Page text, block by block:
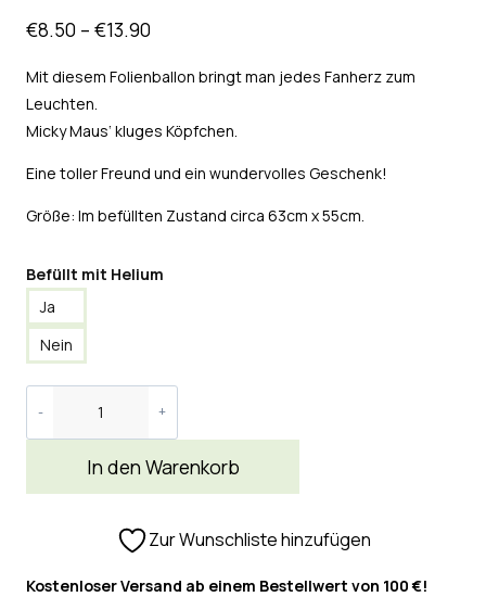
€8.50 – €13.90
Mit diesem Folienballon bringt man jedes Fanherz zum
Leuchten.
Micky Maus‘ kluges Köpfchen.
Eine toller Freund und ein wundervolles Geschenk!
Größe: Im befüllten Zustand circa 63cm x 55cm.
Befüllt mit Helium
Ja
Nein
In den Warenkorb
Zur Wunschliste hinzufügen
Kostenloser Versand ab einem Bestellwert von 100 €!